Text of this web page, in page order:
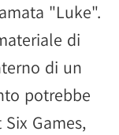
"Luke".
di
di un
potrebbe
Games,